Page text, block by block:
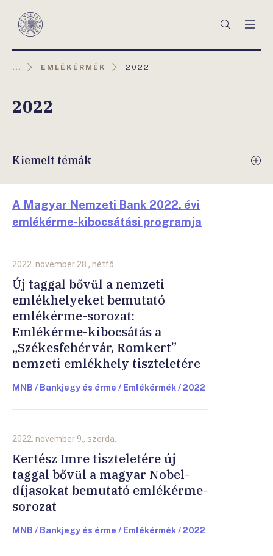
Magyar
Keresés
... EMLÉKÉRMÉK
AKTUÁLIS
2022
2022
Kiemelt témák
A Magyar Nemzeti Bank 2022. évi
emlékérme-kibocsátási programja
2022. november 28., hétfő.
Új taggal bővül a nemzeti
emlékhelyeket bemutató
emlékérme-sorozat:
Emlékérme-kibocsátás a
„Székesfehérvár, Romkert”
nemzeti emlékhely tiszteletére
MNB / Bankjegy és érme / Emlékérmék / 2022
2022. november 9., szerda.
Kertész Imre tiszteletére új
taggal bővül a magyar Nobel-
díjasokat bemutató emlékérme-
sorozat
MNB / Bankjegy és érme / Emlékérmék / 2022